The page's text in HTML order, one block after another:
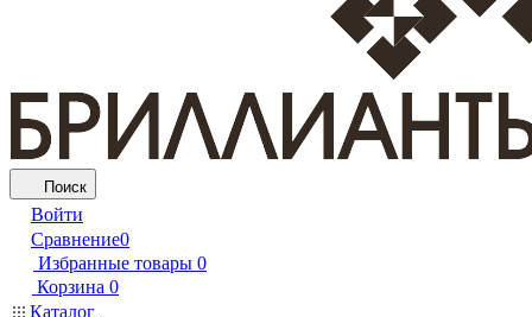
Поиск
Войти
Сравнение0
Избранные товары 0
Корзина 0
Каталог